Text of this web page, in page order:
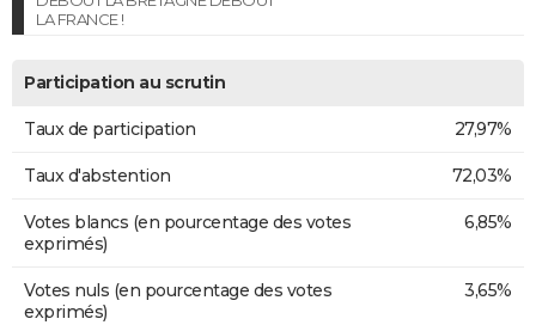
LA FRANCE !
Participation au scrutin
Taux de participation 27,97%
Taux d'abstention 72,03%
Votes blancs (en pourcentage des votes
exprimés)
6,85%
Votes nuls (en pourcentage des votes
exprimés)
3,65%